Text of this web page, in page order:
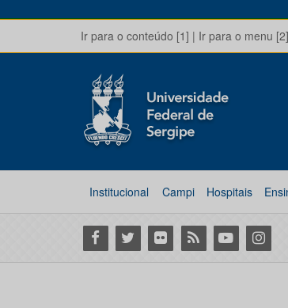
Ir para o conteúdo [1] | Ir para o menu [2]
Institucional Campi Hospitais
Facebook
Twitter Flickr RSS Youtube